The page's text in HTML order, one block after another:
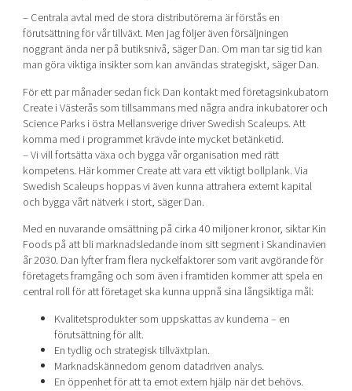
– Centrala avtal med de stora distributörerna är förstås en
förutsättning för vår tillväxt. Men jag följer även försäljningen
noggrant ända ner på butiksnivå, säger Dan. Om man tar sig tid kan
man göra viktiga insikter som kan användas strategiskt, säger Dan.
För ett par månader sedan fick Dan kontakt med företagsinkubatorn
Create i Västerås som tillsammans med några andra inkubatorer och
Science Parks i östra Mellansverige driver Swedish Scaleups. Att
komma med i programmet krävde inte mycket betänketid.
– Vi vill fortsätta växa och bygga vår organisation med rätt
kompetens. Här kommer Create att vara ett viktigt bollplank. Via
Swedish Scaleups hoppas vi även kunna attrahera externt kapital
och bygga vårt nätverk i stort, säger Dan.
Med en nuvarande omsättning på cirka 40 miljoner kronor, siktar Kin
Foods på att bli marknadsledande inom sitt segment i Skandinavien
år 2030. Dan lyfter fram flera nyckelfaktorer som varit avgörande för
företagets framgång och som även i framtiden kommer att spela en
central roll för att företaget ska kunna uppnå sina långsiktiga mål:
Kvalitetsprodukter som uppskattas av kunderna – en
förutsättning för allt.
En tydlig och strategisk tillväxtplan.
Marknadskännedom genom datadriven analys.
En öppenhet för att ta emot extern hjälp när det behövs.